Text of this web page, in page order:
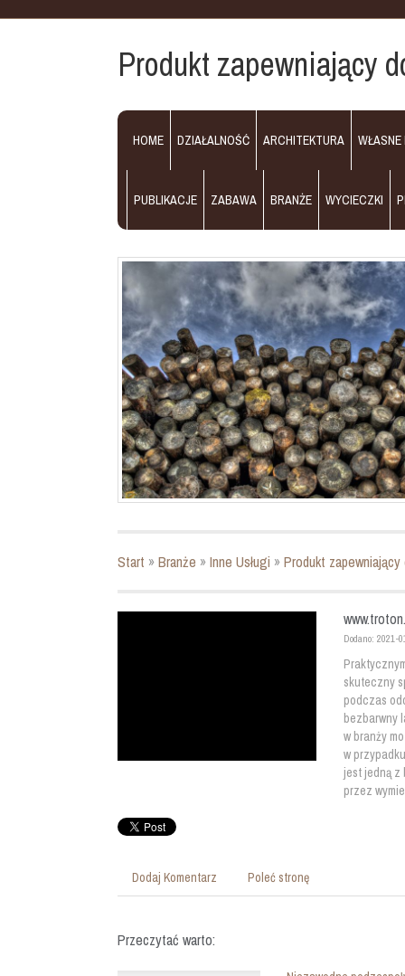
Produkt zapewniający
HOME DZIAŁALNOŚĆ ARCHITEKTURA WŁASNE
PUBLIKACJE ZABAWA BRANŻE WYCIECZKI
Start »Branże »Inne Usługi »Produkt
Dodano: 2021-
skuteczny
podczas
bezbarwny
w branży
w
jest jedną z
przez
Dodaj Komentarz Poleć stronę
Przeczytać warto: